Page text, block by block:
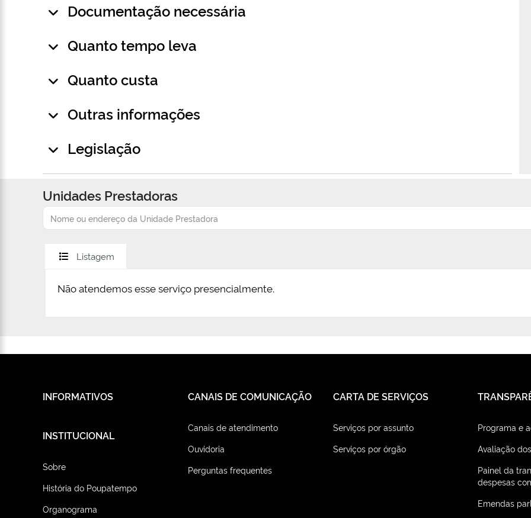
Documentação necessária
Quanto tempo leva
Quanto custa
Outras informações
Legislação
Unidades Prestadoras
Listagem
Não atendemos esse serviço presencialmente.
INFORMATIVOS CANAIS DE COMUNICAÇÃO
Canais de atendimento
Ouvidoria
Perguntas frequentes
CARTA DE SERVIÇOS
Serviços por assunto
Serviços por órgão
Programa e
Avaliação
Painel da
despesas
Emendas
INSTITUCIONAL
Sobre
História do Poupatempo
Organograma